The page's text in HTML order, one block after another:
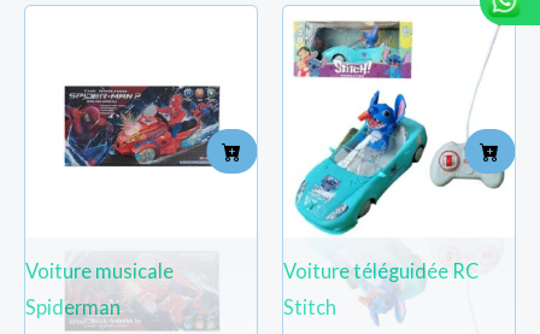
Voiture musicale
Spiderman
Voiture téléguidée RC
Stitch